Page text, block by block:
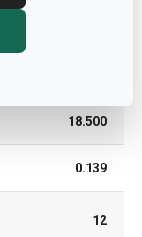
18.500
0.139
12